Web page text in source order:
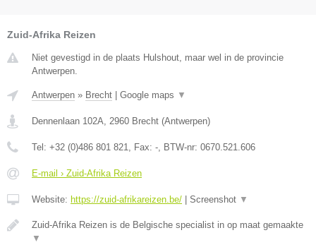
Zuid-Afrika Reizen
Niet gevestigd in de plaats Hulshout, maar wel in de provincie
Antwerpen.
Antwerpen » Brecht Google maps ▼
Dennenlaan 102A 2960 Brecht (Antwerpen)
Tel: +32 (0)486 801 821 , Fax: - , BTW-nr: 0670.521.606
E-mail › Zuid-Afrika Reizen
Website: https://zuid-afrikareizen.be/ Screenshot ▼
Zuid-Afrika Reizen is de Belgische specialist in op maat gemaakte
▼